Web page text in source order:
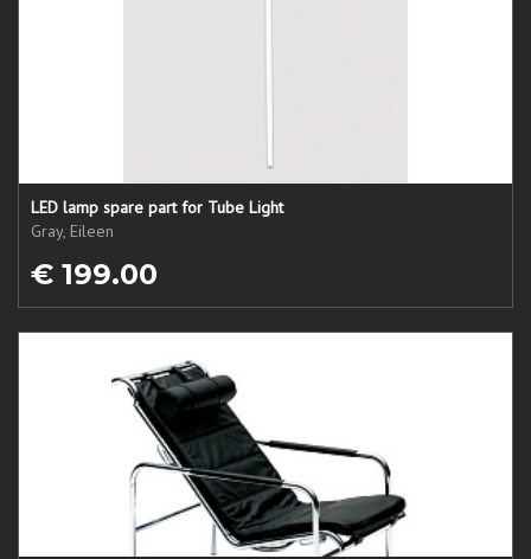
LED lamp spare part for Tube Light
Gray, Eileen
€ 199.00